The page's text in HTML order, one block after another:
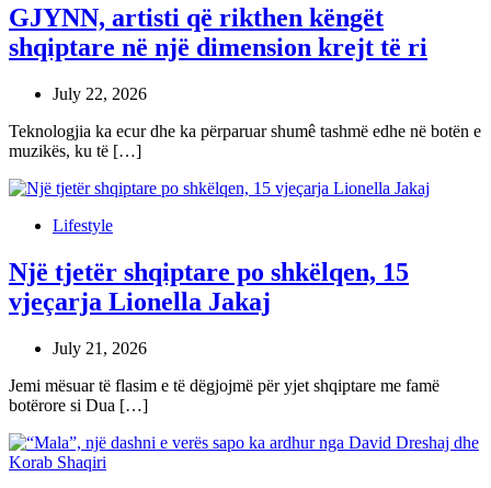
GJYNN, artisti që rikthen këngët
shqiptare në një dimension krejt të ri
July 22, 2026
Teknologjia ka ecur dhe ka përparuar shumê tashmë edhe në botën e
muzikës, ku të […]
Lifestyle
Një tjetër shqiptare po shkëlqen, 15
vjeçarja Lionella Jakaj
July 21, 2026
Jemi mësuar të flasim e të dëgjojmë për yjet shqiptare me famë
botërore si Dua […]